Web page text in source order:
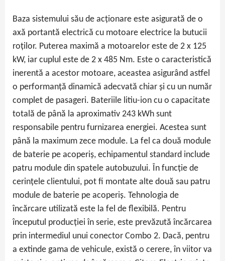
Baza sistemului său de acționare este asigurată de o
axă portantă electrică cu motoare electrice la butucii
roților. Puterea maximă a motoarelor este de 2 x 125
kW, iar cuplul este de 2 x 485 Nm. Este o caracteristică
inerentă a acestor motoare, aceastea asigurând astfel
o performanță dinamică adecvată chiar și cu un număr
complet de pasageri. Bateriile litiu-ion cu o capacitate
totală de până la aproximativ 243 kWh sunt
responsabile pentru furnizarea energiei. Acestea sunt
până la maximum zece module. La fel ca două module
de baterie pe acoperiș, echipamentul standard include
patru module din spatele autobuzului. În funcție de
cerințele clientului, pot fi montate alte două sau patru
module de baterie pe acoperiș. Tehnologia de
încărcare utilizată este la fel de flexibilă. Pentru
începutul producției în serie, este prevăzută încărcarea
prin intermediul unui conector Combo 2. Dacă, pentru
a extinde gama de vehicule, există o cerere, în viitor va